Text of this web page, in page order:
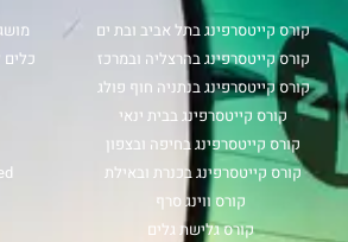
קורס קייטסרפינג בתל אביב ובת ים
קורס קייטסרפינג בהרצליה ובמרכז
קורס קייטסרפינג בנתניה חוף פולג
קורס קייטסרפינג בבית ינאי
קורס קייטסרפינג בחיפה ובצפון
קורס קייטסרפינג בכנרת ובאילת
קורס ווינג סרף
קורס גלישת גלים
כלים